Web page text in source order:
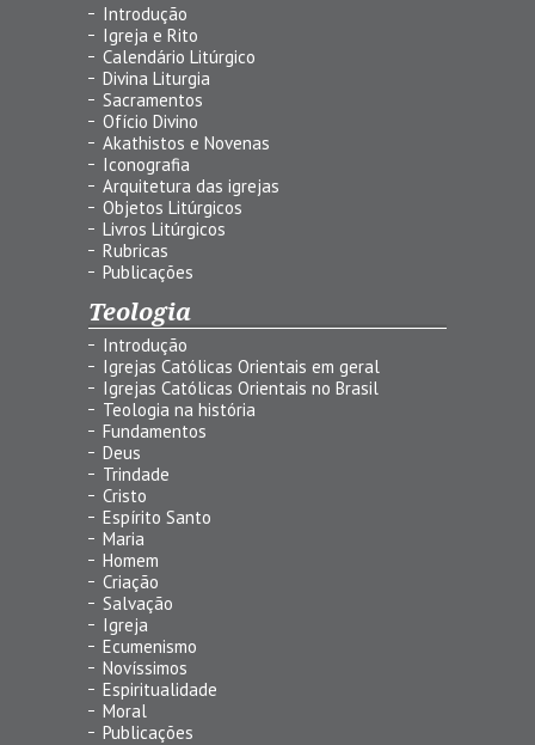
Introdução
Igreja e Rito
Calendário Litúrgico
Divina Liturgia
Sacramentos
Ofício Divino
Akathistos e Novenas
Iconografia
Arquitetura das igrejas
Objetos Litúrgicos
Livros Litúrgicos
Rubricas
Publicações
Teologia
Introdução
Igrejas Católicas Orientais em geral
Igrejas Católicas Orientais no Brasil
Teologia na história
Fundamentos
Deus
Trindade
Cristo
Espírito Santo
Maria
Homem
Criação
Salvação
Igreja
Ecumenismo
Novíssimos
Espiritualidade
Moral
Publicações